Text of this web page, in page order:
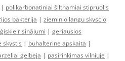
| polikarbonatiniai šiltnamiai stipruolis
bakterija | zieminio langu skyscio
risinājumi | geriausios
skystis | buhalterine apskaita |
gelbeja | pasirinkimas vilniuje |